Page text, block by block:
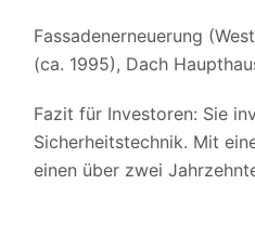
Fassadenerneuerung
(ca. 1995), Dach
Fazit für Investoren: Sie
Sicherheitstechnik. Mit
einen über zwei